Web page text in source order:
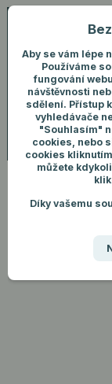
+420 731 292 460
Úvod Pánské doplňky
Aby se vám lépe
Používáme
fungování
návštěvnosti
sdělení. Přístup
vyhledávače
"Souhlasím"
cookies, nebo
cookies
můžete
Díky vašemu